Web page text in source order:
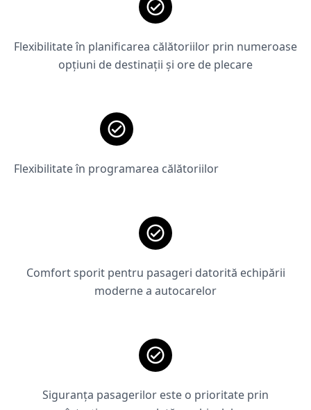
Flexibilitate în planificarea călătoriilor prin numeroase
opțiuni de destinații și ore de plecare
Flexibilitate în programarea călătoriilor
Comfort sporit pentru pasageri datorită echipării
moderne a autocarelor
Siguranța pasagerilor este o prioritate prin